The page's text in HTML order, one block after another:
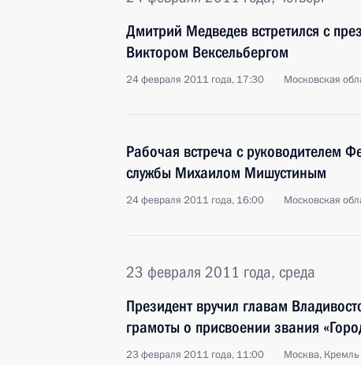
Дмитрий Медведев встретился с
Виктором Вексельбергом
24 февраля 2011 года, 17:30 Московская
Рабочая встреча с руководителем
службы Михаилом Мишустиным
24 февраля 2011 года, 16:00 Московская
23 февраля 2011 года, среда
Президент вручил главам
грамоты о присвоении звания
23 февраля 2011 года, 11:00 Москва, Кремль